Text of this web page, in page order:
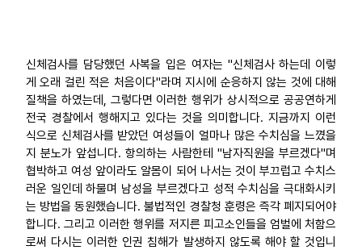
신체검사를 담당했던 사복을 입은 여자는 "신체검사 하는데 이렇
게 오래 걸린 적은 처음이다"라며 지시에 순응하지 않는 것에 대해
질책을 하였는데, 그렇다면 이러한 행위가 상시적으로 공공연하게
전국 경찰에서 행해지고 있다는 것을 의미합니다. 지금까지 이런
식으로 신체검사를 받았던 여성들이 얼마나 많은 수치심을 느꼈을
지 분노가 앞섭니다. 항의하는 사람한테 "남자직원을 부르겠다"며
협박하고 여성 앞이라도 알몸이 되어 나서는 것이 부끄럽고 수치스
러운 일인데 하물며 남성을 부르겠다고 성적 수치심을 극대화시키
는 방법을 동원했습니다. 불법적인 경찰청 훈령은 즉각 폐지되어야
합니다. 그리고 이러한 행위를 저지른 피고소인들을 엄벌에 처함으
로써 다시는 이러한 인권 침해가 발생하지 않도록 해야 할 것입니